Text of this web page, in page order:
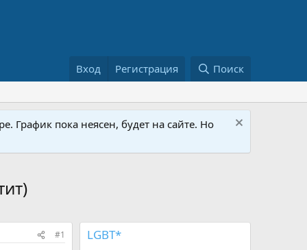
Вход Регистрация Поиск
График пока неясен, будет на сайте. Но
#1 LGBT*